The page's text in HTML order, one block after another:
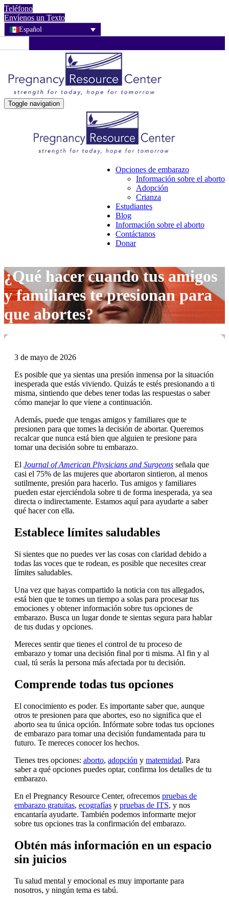
Teléfono
Envíenos un Texto
Español
Toggle navigation
Opciones de embarazo
Información sobre el aborto
Adopción
Crianza
Estudiantes
Blog
Información sobre el aborto
Contáctanos
Donar
¿Qué hacer cuando tus amigos
y familiares te presionan para
que abortes?
3 de mayo de 2026
Es posible que ya sientas una presión inmensa por la situación
inesperada que estás viviendo. Quizás te estés presionando a ti
misma, sintiendo que debes tener todas las respuestas o saber
cómo manejar lo que viene a continuación.
Además, puede que tengas amigos y familiares que te
presionen para que tomes la decisión de abortar. Queremos
recalcar que nunca está bien que alguien te presione para
tomar una decisión sobre tu embarazo.
El Journal of American Physicians and Surgeons señala que
casi el 75% de las mujeres que abortaron sintieron, al menos
sutilmente, presión para hacerlo. Tus amigos y familiares
pueden estar ejerciéndola sobre ti de forma inesperada, ya sea
directa o indirectamente. Estamos aquí para ayudarte a saber
qué hacer con ella.
Establece límites saludables
Si sientes que no puedes ver las cosas con claridad debido a
todas las voces que te rodean, es posible que necesites crear
límites saludables.
Una vez que hayas compartido la noticia con tus allegados,
está bien que te tomes un tiempo a solas para procesar tus
emociones y obtener información sobre tus opciones de
embarazo. Busca un lugar donde te sientas segura para hablar
de tus dudas y opciones.
Mereces sentir que tienes el control de tu proceso de
embarazo y tomar una decisión final por ti misma. Al fin y al
cual, tú serás la persona más afectada por tu decisión.
Comprende todas tus opciones
El conocimiento es poder. Es importante saber que, aunque
otros te presionen para que abortes, eso no significa que el
aborto sea tu única opción. Infórmate sobre todas tus opciones
de embarazo para tomar una decisión fundamentada para tu
futuro. Te mereces conocer los hechos.
Tienes tres opciones: aborto, adopción y maternidad. Para
saber a qué opciones puedes optar, confirma los detalles de tu
embarazo.
En el Pregnancy Resource Center, ofrecemos pruebas de
embarazo gratuitas, ecografías y pruebas de ITS, y nos
encantaría ayudarte. También podemos informarte mejor
sobre tus opciones tras la confirmación del embarazo.
Obtén más información en un espacio
sin juicios
Tu salud mental y emocional es muy importante para
nosotros, y ningún tema es tabú.